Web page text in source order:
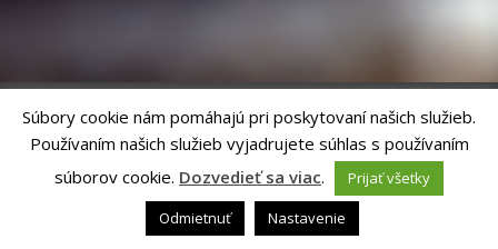
Ochrana osobných údajov
Úradné hodiny pre styk s verejnosťou
RiešenieANTIK SMART CITY
| Technický prevádzkovateľ – MVI
Technology, s.r.o.
Správca webového sídla: Mesto Levoča, Námestie Majstra Pavla 4, 054 01
webmaster@levoca.sk|Vyhlásenie o prístupnosti
Súbory cookie nám pomáhajú pri poskytovaní našich služieb.
Používaním našich služieb vyjadrujete súhlas s používaním
súborov cookie. Dozvedieť sa viac.
Prijať všetky
Odmietnuť
Nastavenie